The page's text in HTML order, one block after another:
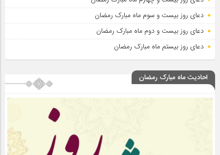
دعای روز بیست و سوم ماه مبارک رمضان
دعای روز بیست و دوم ماه مبارک رمضان
دعای روز بیستم ماه مبارک رمضان
احادیث ماه مبارک رمضان